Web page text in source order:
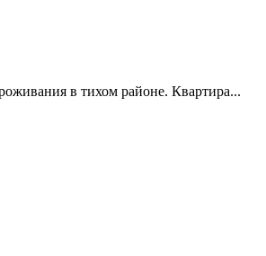
в тихом районе. Квартира...